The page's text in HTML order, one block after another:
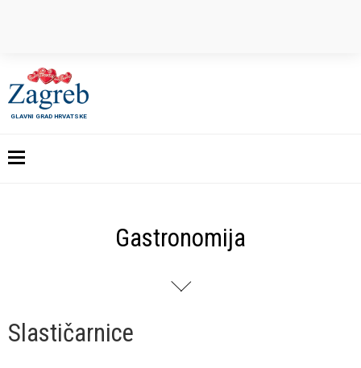
GLAVNI GRAD HRVATSKE
Gastronomija
Slastičarnice